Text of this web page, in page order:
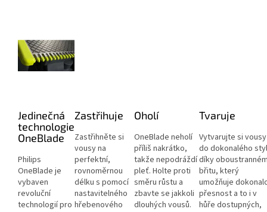
Jedinečná
technologie
OneBlade
Philips
OneBlade je
vybaven
revoluční
technologií pro
Zastřihuje
Zastřihněte si
vousy na
perfektní,
rovnoměrnou
délku s pomocí
nastavitelného
hřebenového
Oholí
OneBlade neholí
příliš nakrátko,
takže nepodráždí
pleť. Holte proti
směru růstu a
zbavte se jakkoli
dlouhých vousů.
Tvaruje
Vytvarujte si vousy
do dokonalého
díky
břitu, který
umožňuje
přesnost a to i v
hůře dostupných,